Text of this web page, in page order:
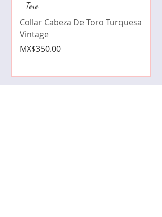
Toro
Collar Cabeza De Toro Turquesa
Vintage
Price
MX$350.00